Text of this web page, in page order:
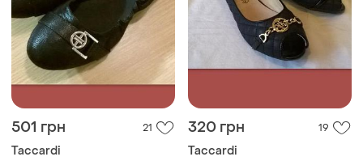
501 грн 21
Taccardi
320 грн 19
Taccardi